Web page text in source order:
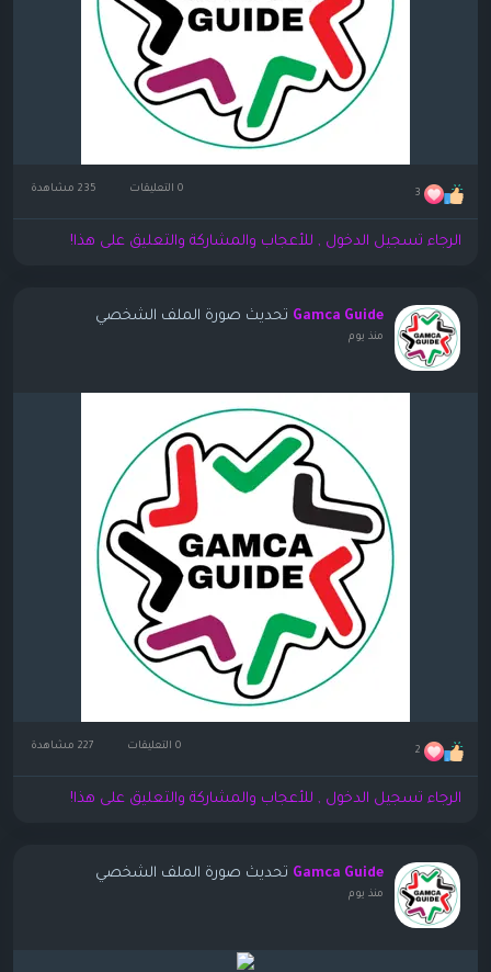
3 0 التعليقات
الرجاء تسجيل الدخول , للأعجاب والمشاركة والتعليق على هذا!
Gamca Guide تحديث صورة الملف الشخصي
منذ يوم
2 0 التعليقات
الرجاء تسجيل الدخول , للأعجاب والمشاركة والتعليق على هذا!
Gamca Guide تحديث صورة الملف الشخصي
منذ يوم